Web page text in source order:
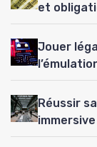
et
Jouer
Réussir